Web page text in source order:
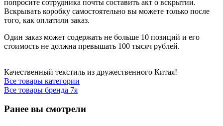
попросите сотрудника почты составить акт о вскрытии.
Вскрывать коробку самостоятельно вы можете только после
того, как оплатили заказ.
Один заказ может содержать не больше 10 позиций и его
стоимость не должна превышать 100 тысяч рублей.
Качественный текстиль из дружественного Китая!
Все товары категории
Все товары бренда 7я
Ранее вы смотрели